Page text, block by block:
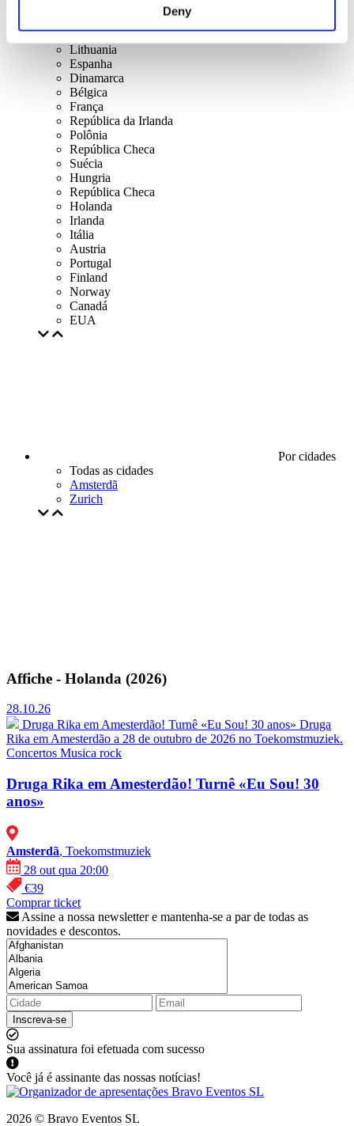
Deny
Reino Unido
Lithuania
Espanha
Dinamarca
Bélgica
França
República da Irlanda
Polônia
República Checa
Suécia
Hungria
República Checa
Holanda
Irlanda
Itália
Austria
Portugal
Finland
Norway
Canadá
EUA
Por cidades
Todas as cidades
Amsterdã
Zurich
Affiche - Holanda (2026)
28.10.26
Druga Rika em Amesterdão! Turnê «Eu Sou! 30 anos» Druga
Rika em Amesterdão a 28 de outubro de 2026 no Toekomstmuziek.
Concertos Musica rock
Druga Rika em Amesterdão! Turnê «Eu Sou! 30
anos»
Amsterdã, Toekomstmuziek
28 out qua 20:00
€39
Comprar ticket
Assine a nossa newsletter e mantenha-se a par de todas as
novidades e descontos.
Inscreva-se
Sua assinatura foi efetuada com sucesso
Você já é assinante das nossas notícias!
2026 © Bravo Eventos SL